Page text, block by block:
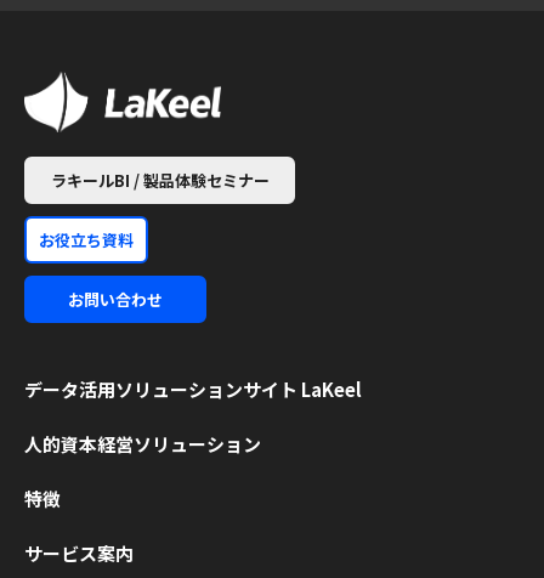
ラキールBI / 製品体験セミナー
お役立ち資料
お問い合わせ
データ活用ソリューションサイト LaKeel
人的資本経営ソリューション
特徴
サービス案内